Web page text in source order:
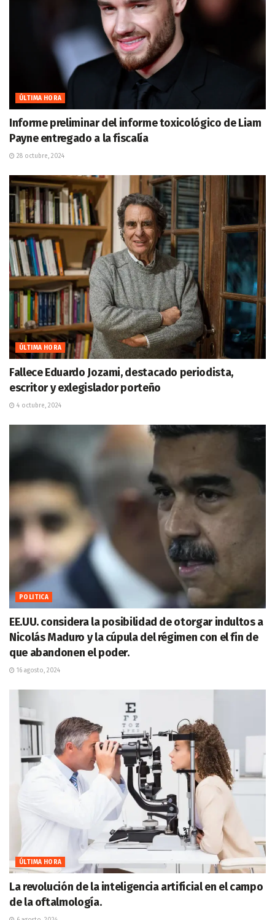
ÚLTIMA HORA
Informe preliminar del informe toxicológico de Liam
Payne entregado a la fiscalía
28 octubre, 2024
ÚLTIMA HORA
Fallece Eduardo Jozami, destacado periodista,
escritor y exlegislador porteño
4 octubre, 2024
POLITICA
EE.UU. considera la posibilidad de otorgar indultos a
Nicolás Maduro y la cúpula del régimen con el fin de
que abandonen el poder.
16 agosto, 2024
ÚLTIMA HORA
La revolución de la inteligencia artificial en el campo
de la oftalmología.